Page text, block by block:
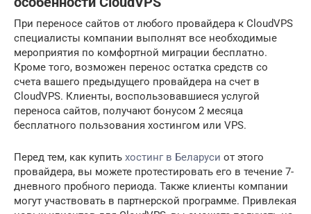
При переносе сайтов от любого провайдера к CloudVPS
специалисты компании выполнят все необходимые
мероприятия по комфортной миграции бесплатно.
Кроме того, возможен перенос остатка средств со
счета вашего предыдущего провайдера на счет в
CloudVPS. Клиенты, воспользовавшиеся услугой
переноса сайтов, получают бонусом 2 месяца
бесплатного пользования хостингом или VPS.
Перед тем, как купить хостинг в Беларуси от этого
провайдера, вы можете протестировать его в течение 7-
дневного пробного периода. Также клиенты компании
могут участвовать в партнерской программе. Привлекая